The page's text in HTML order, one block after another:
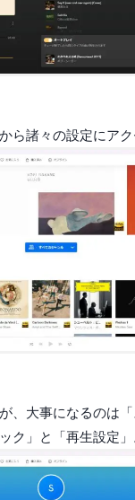
ら諸々の設定にアク
、大事になるのは
ク」と「再生設定」